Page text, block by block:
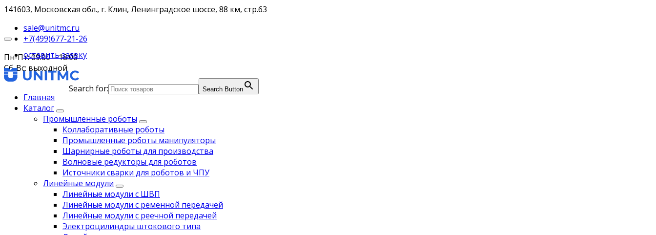
141603, Московская обл., г. Клин, Ленинградское шоссе, 88 км, стр.63
sale@unitmc.ru
+7(499)677-21-26
Пн-Пт: 09:00 – 18:00
Сб-Вс: выходной
Search for:
Search Button
оставить заявку
Главная
Каталог
Промышленные роботы
Коллаборативные роботы
Промышленные роботы манипуляторы
Шарнирные роботы для производства
Волновые редукторы для роботов
Источники сварки для роботов и ЧПУ
Линейные модули
Линейные модули с ШВП
Линейные модули с ременной передачей
Линейные модули с реечной передачей
Электроцилиндры штокового типа